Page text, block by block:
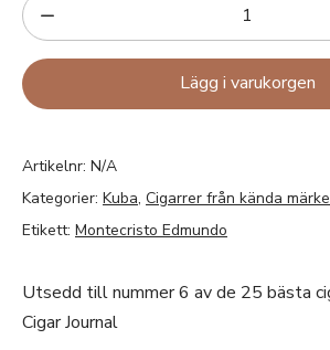
Lägg i varukorgen
Artikelnr: N/A
Kategorier: Kuba, Cigarrer från kända
Etikett: Montecristo Edmundo
Utsedd till nummer 6 av de 25 bästa
Cigar Journal